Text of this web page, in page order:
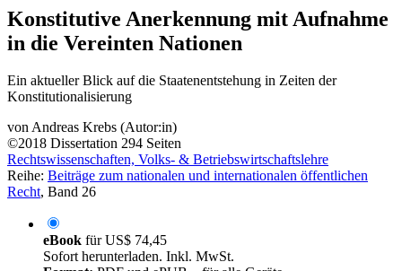
Konstitutive Anerkennung mit Aufnahme
in die Vereinten Nationen
Ein aktueller Blick auf die Staatenentstehung in Zeiten der
Konstitutionalisierung
vonAndreas Krebs (Autor:in)
©2018 Dissertation 294 Seiten
Rechtswissenschaften, Volks- & Betriebswirtschaftslehre
Reihe: Beiträge zum nationalen und internationalen öffentlichen
Recht, Band 26
eBook fürUS$ 74,45
Sofort herunterladen. Inkl. MwSt.